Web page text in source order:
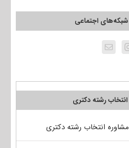
شبکه‌های اجتماعی
انتخاب رشته دکتری
مشاوره انتخاب رشته دکتری